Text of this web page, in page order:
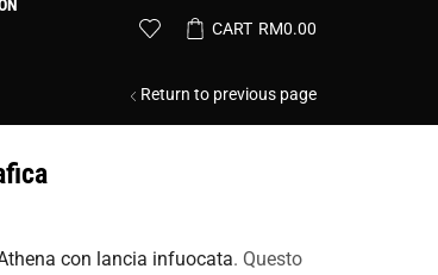
CART RM0.00
Return to previous page
con lancia infuocata. Questo